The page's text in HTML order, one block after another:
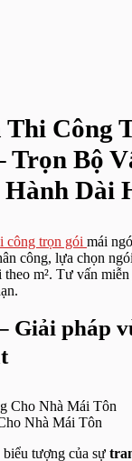
Thi Công
Trọn Bộ
Hành Dài
công trọn gói mái
công, lựa chọn
theo m². Tư vấn
Giải pháp
Nhà Mái Tôn
tượng của sự